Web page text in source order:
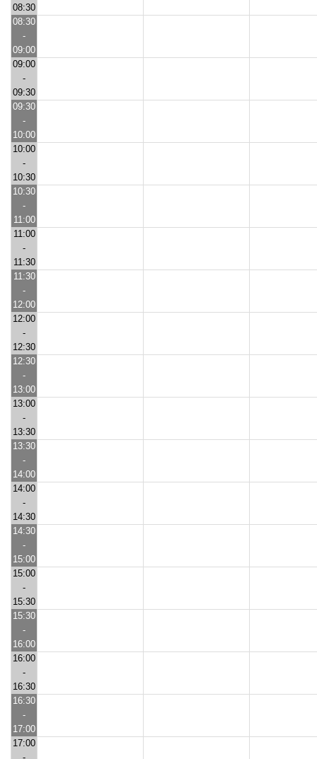
08:30
08:30
-
09:00
09:00
-
09:30
09:30
-
10:00
10:00
-
10:30
10:30
-
11:00
11:00
-
11:30
11:30
-
12:00
12:00
-
12:30
12:30
-
13:00
13:00
-
13:30
13:30
-
14:00
14:00
-
14:30
14:30
-
15:00
15:00
-
15:30
15:30
-
16:00
16:00
-
16:30
16:30
-
17:00
17:00